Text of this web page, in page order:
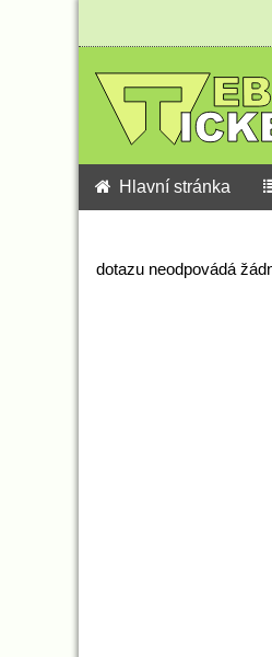
Hlavní stránka
dotazu neodpovádá